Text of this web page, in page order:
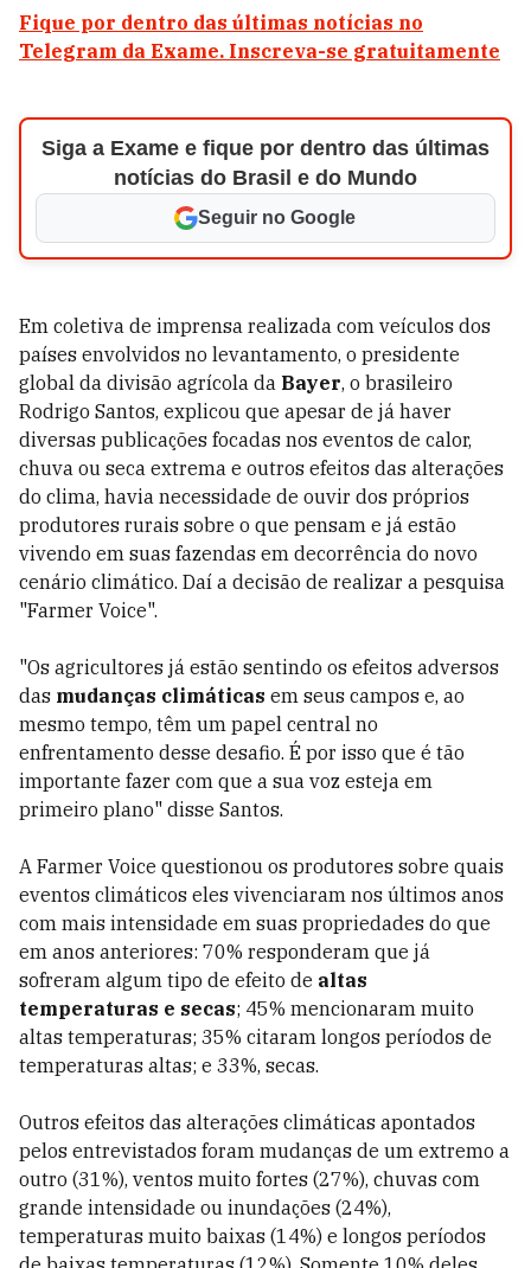
Fique por dentro das últimas notícias no
Telegram da Exame. Inscreva-se gratuitamente
Siga a Exame e fique por dentro das últimas
notícias do Brasil e do Mundo
Seguir no Google
Em coletiva de imprensa realizada com veículos dos
países envolvidos no levantamento, o presidente
global da divisão agrícola da Bayer, o brasileiro
Rodrigo Santos, explicou que apesar de já haver
diversas publicações focadas nos eventos de calor,
chuva ou seca extrema e outros efeitos das alterações
do clima, havia necessidade de ouvir dos próprios
produtores rurais sobre o que pensam e já estão
vivendo em suas fazendas em decorrência do novo
cenário climático. Daí a decisão de realizar a pesquisa
"Farmer Voice".
"Os agricultores já estão sentindo os efeitos adversos
das mudanças climáticas em seus campos e, ao
mesmo tempo, têm um papel central no
enfrentamento desse desafio. É por isso que é tão
importante fazer com que a sua voz esteja em
primeiro plano" disse Santos.
A Farmer Voice questionou os produtores sobre quais
eventos climáticos eles vivenciaram nos últimos anos
com mais intensidade em suas propriedades do que
em anos anteriores: 70% responderam que já
sofreram algum tipo de efeito de altas
temperaturas e secas; 45% mencionaram muito
altas temperaturas; 35% citaram longos períodos de
temperaturas altas; e 33%, secas.
Outros efeitos das alterações climáticas apontados
pelos entrevistados foram mudanças de um extremo a
outro (31%), ventos muito fortes (27%), chuvas com
grande intensidade ou inundações (24%),
temperaturas muito baixas (14%) e longos períodos